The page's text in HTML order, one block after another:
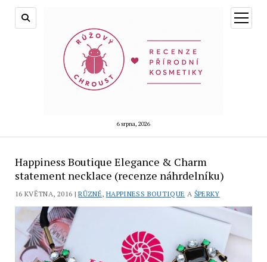
6 srpna, 2026
otevřít
menu
Happiness Boutique Elegance & Charm
statement necklace (recenze náhrdelníku)
16 KVĚTNA, 2016 |RŮZNÉ, HAPPINESS BOUTIQUE A ŠPERKY